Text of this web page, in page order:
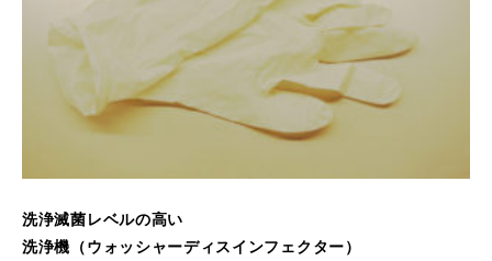
洗浄滅菌レベルの高い
洗浄機（ウォッシャーディスインフェクター）